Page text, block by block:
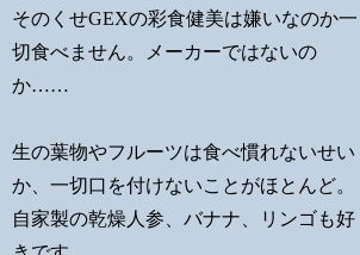
そのくせGEXの彩食健美は嫌いなのか一
切食べません。メーカーではないの
か……
生の葉物やフルーツは食べ慣れないせい
か、一切口を付けないことがほとんど。
自家製の乾燥人参、バナナ、リンゴも好